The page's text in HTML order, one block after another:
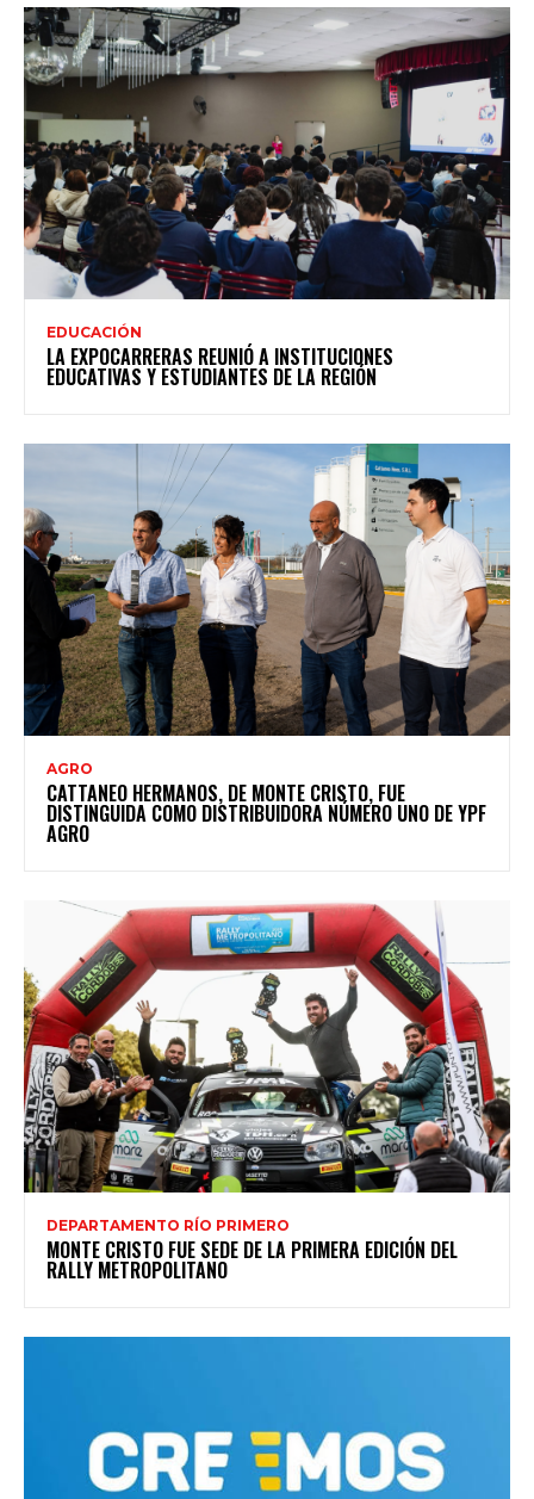
EDUCACIÓN
LA EXPOCARRERAS REUNIÓ A INSTITUCIONES
EDUCATIVAS Y ESTUDIANTES DE LA REGIÓN
AGRO
CATTANEO HERMANOS, DE MONTE CRISTO, FUE
DISTINGUIDA COMO DISTRIBUIDORA NÚMERO UNO DE YPF
AGRO
DEPARTAMENTO RÍO PRIMERO
MONTE CRISTO FUE SEDE DE LA PRIMERA EDICIÓN DEL
RALLY METROPOLITANO